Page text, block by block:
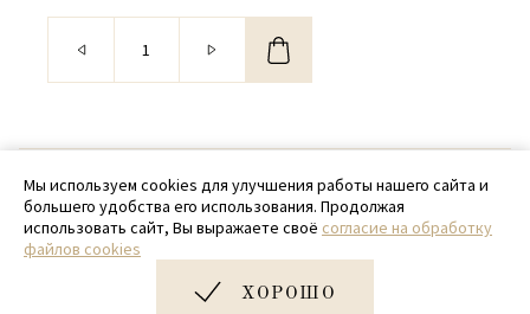
© 2020 - 2026 SamPack
+ 7 (918) 699-97-87
zakaz@sampack.store
Мы используем cookies для улучшения работы нашего сайта и
большего удобства его использования. Продолжая
использовать сайт, Вы выражаете своё согласие на обработку
файлов cookies
ХОРОШО